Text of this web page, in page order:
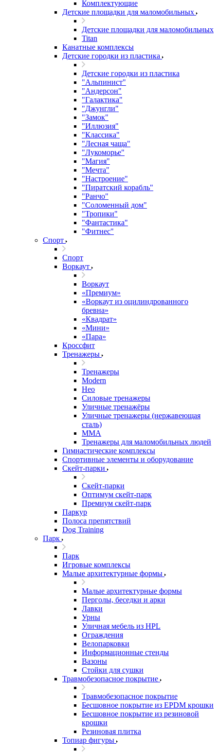
Комплектующие
Детские площадки для маломобильных
Детские площадки для маломобильных
Titan
Канатные комплексы
Детские городки из пластика
Детские городки из пластика
"Альпинист"
"Андерсон"
"Галактика"
"Джунгли"
"Замок"
"Иллюзия"
"Классика"
"Лесная чаща"
"Лукоморье"
"Магия"
"Мечта"
"Настроение"
"Пиратский корабль"
"Ранчо"
"Соломенный дом"
"Тропики"
"Фантастика"
"Фитнес"
Спорт
Спорт
Воркаут
Воркаут
«Премиум»
«Воркаут из оцилиндрованного
бревна»
«Квадрат»
«Мини»
«Пара»
Кроссфит
Тренажеры
Тренажеры
Modern
Нео
Силовые тренажеры
Уличные тренажёры
Уличные тренажеры (нержавеющая
сталь)
ММА
Тренажеры для маломобильных людей
Гимнастические комплексы
Спортивные элементы и оборудование
Скейт-парки
Скейт-парки
Оптимум скейт-парк
Премиум скейт-парк
Паркур
Полоса препятствий
Dog Training
Парк
Парк
Игровые комплексы
Малые архитектурные формы
Малые архитектурные формы
Перголы, беседки и арки
Лавки
Урны
Уличная мебель из HPL
Ограждения
Велопарковки
Информационные стенды
Вазоны
Стойки для сушки
Травмобезопасное покрытие
Травмобезопасное покрытие
Бесшовное покрытие из EPDM крошки
Бесшовное покрытие из резиновой
крошки
Резиновая плитка
Топиар фигуры